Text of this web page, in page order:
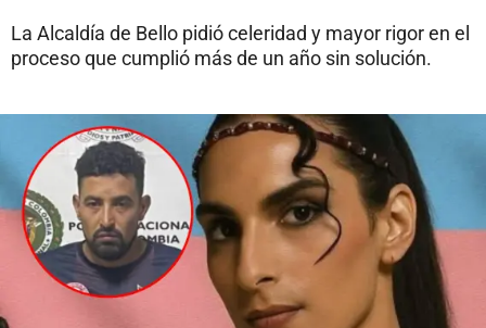
La Alcaldía de Bello pidió celeridad y mayor rigor en el
proceso que cumplió más de un año sin solución.